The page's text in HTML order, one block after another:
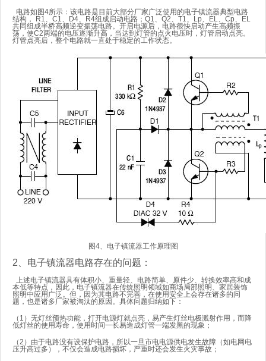
电路如图4所示：该电路是目前大部分厂家广泛使用的电子镇流器典型电路
结构， R1、C1、D4、R4组成启动电路；Q1、Q2、T1、Lp、EL、Cp、EL
共同组成半桥高频逆变振荡电路。开启电源后，电路很快启动产生高频振
荡，使C2两端的电压逐渐升高，当达到灯管的点火电压时，灯管启动点亮。
灯管点亮后，整个电路就一直处于稳定的工作状态。
图4、电子镇流器工作原理图
2、电子镇流器电路存在的问题：
上述电子镇流器具有体积小、重量轻、电路简单、原件少、转换效率高和成
本低等特点，因此，电子镇流器在传统照明领域如商场局部照明、家居装饰
照明中应用广泛。但，因为其电路不完善，在使用安全上会存在诸多的问
题，也是诸多厂家被淘汰的原因。具体问题归纳如下：
（1）无灯丝预热功能，打开电源灯就点亮，易产生灯丝电极溅射作用，而降
低灯丝的使用寿命，使用时间一长易造成灯管一端发黑的现象；
（2）由于电路没有设保护电路，所以一旦市电电源供电发生故障（如电网电
压升高过多），不仅会造成电路损坏，严重时还会发生火灾事故；